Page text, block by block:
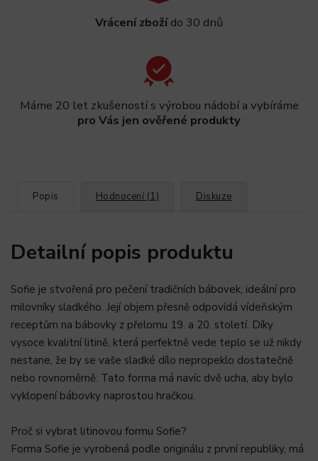
Vrácení zbožído 30 dnů
Máme 20 let zkušeností s výrobou nádobí a vybíráme
pro Vás jen ověřené produkty
Popis Hodnocení (1) Diskuze
Detailní popis produktu
Sofie je stvořená pro pečení tradičních bábovek, ideální pro
milovníky sladkého. Její objem přesně odpovídá vídeňským
receptům na bábovky z přelomu 19. a 20. století. Díky
vysoce kvalitní litině, která perfektně vede teplo se už nikdy
nestane, že by se vaše sladké dílo nepropeklo dostatečně
nebo rovnoměrně. Tato forma má navíc dvě ucha, aby bylo
vyklopení bábovky naprostou hračkou.
Proč si vybrat litinovou formu Sofie?
Forma Sofie je vyrobená podle originálu z první republiky, má